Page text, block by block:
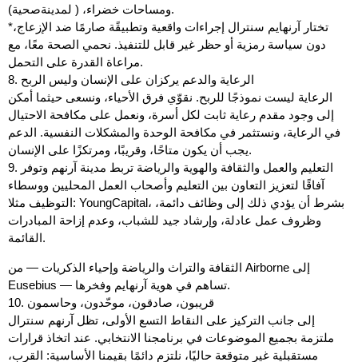
ومساحات خضراء، ( لمدينةصحية).
*تختار آرنهايم سنترال إجراءات واقعية وتطبيقًة صارمًا ضد الإزعاج،
دون سياسة رمزية أو حظر غير قابل للتنفيذ. نحمي الصحة معًا، مع
مراعاة القدرة على التحمل.
8. الرعاية والدعم يركزان على الإنسان وليس الربح
الرعاية ليست نموذجًا للربح. نقوّي فرق الأحياء، ونسعى حيثما أمكن
إلى وجود مقدم رعاية ثابت لكل أسرة، ونعمل على مكافحة الاحتيال
في الرعاية، ونستثمر في مكافحة الوحدة والمشكلات النفسية. الدعم
يجب أن يكون متاحًا، وقريبًا، ومرتكزًا على الإنسان.
9. التعليم والعمل والثقافة والهوية والرياضة تربط مدينة آرنهم وتوفر
آفاقًا لتعزيز التعاون بين التعليم وأصحاب العمل المحليين ووسطاء
التوظيف مثلا: YoungCapital، بشرط أن يؤدي ذلك إلى وظائف دائمة،
وظروف عمل عادلة، وإرشاد جيد للشباب، وعدم إزاحة المبادرات
القائمة.
الثقافة والتراث والرياضة وإحياء الذكريات — من Airborne إلى
Eusebius — تساهم في هوية آرنهايم وفخرها.
10. قريبون، صادقون، موحّدون، وحاسمون
إلى جانب التركيز على النقاط التسع الأولى، تظل آرنهم سنترال
ملتزمة بجميع الموضوعات في برنامجنا الانتخابي. عند اتخاذ قرارات
مستقبلية غير متوقعة حاليًا، نلتزم دائمًا بقيمنا الأساسية: القرب،